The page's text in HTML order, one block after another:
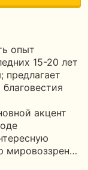
опыт
15-20 лет
предлагает
акцент
мировоззрен…